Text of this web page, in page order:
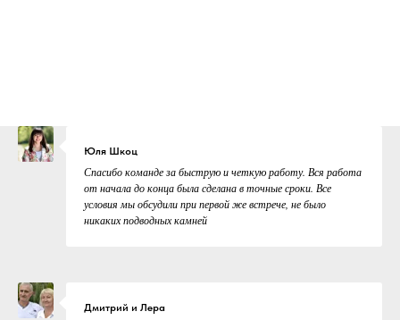
Юля Шкоц
Спасибо команде за быструю и четкую работу. Вся работа
от начала до конца была сделана в точные сроки. Все
условия мы обсудили при первой же встрече, не было
никаких подводных камней
Дмитрий и Лера